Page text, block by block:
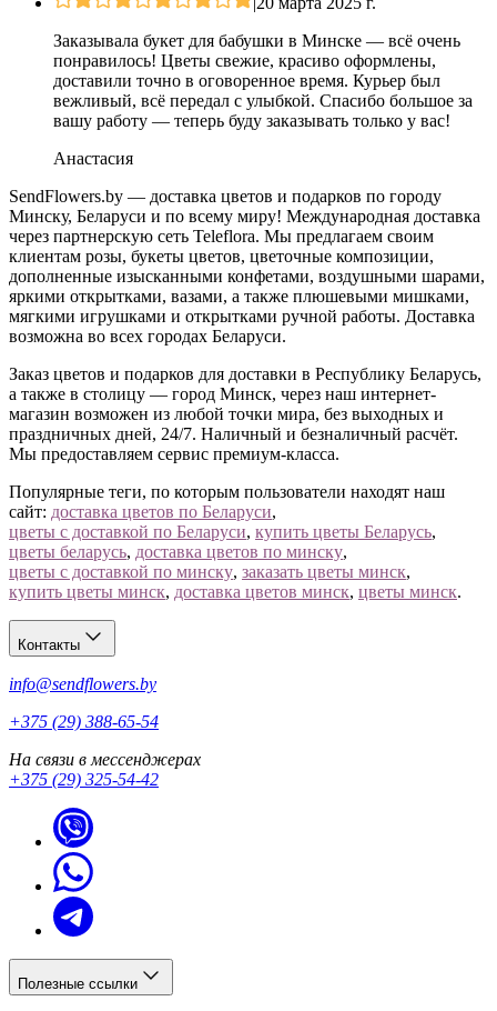
Заказывала букет для бабушки в Минске — всё очень
понравилось! Цветы свежие, красиво оформлены,
доставили точно в оговоренное время. Курьер был
вежливый, всё передал с улыбкой. Спасибо большое за
вашу работу — теперь буду заказывать только у вас!
Анастасия
SendFlowers.by — доставка цветов и подарков по городу
Минску, Беларуси и по всему миру! Международная доставка
через партнерскую сеть Teleflora. Мы предлагаем своим
клиентам розы, букеты цветов, цветочные композиции,
дополненные изысканными конфетами, воздушными шарами,
яркими открытками, вазами, а также плюшевыми мишками,
мягкими игрушками и открытками ручной работы. Доставка
возможна во всех городах Беларуси.
Заказ цветов и подарков для доставки в Республику Беларусь,
а также в столицу — город Минск, через наш интернет-
магазин возможен из любой точки мира, без выходных и
праздничных дней, 24/7. Наличный и безналичный расчёт.
Мы предоставляем сервис премиум-класса.
Популярные теги, по которым пользователи находят наш
сайт: доставка цветов по Беларуси,
цветы с доставкой по Беларуси, купить цветы Беларусь,
цветы беларусь, доставка цветов по минску,
цветы с доставкой по минску, заказать цветы минск,
купить цветы минск, доставка цветов минск, цветы минск.
Контакты
info@sendflowers.by
+375 (29) 388-65-54
На связи в мессенджерах
+375 (29) 325-54-42
Полезные ссылки